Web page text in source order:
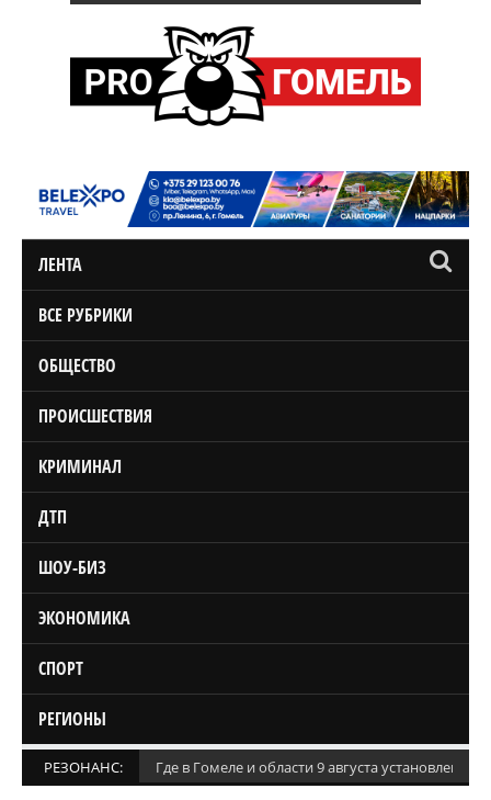
ЛЕНТА
ВСЕ РУБРИКИ
ОБЩЕСТВО
ПРОИСШЕСТВИЯ
КРИМИНАЛ
ДТП
ШОУ-БИЗ
ЭКОНОМИКА
СПОРТ
РЕГИОНЫ
РЕЗОНАНС: Где в Гомеле и области 9 августа установлены